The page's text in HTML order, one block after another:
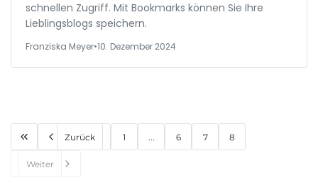
schnellen Zugriff. Mit Bookmarks können Sie Ihre
Lieblingsblogs speichern.
Franziska Meyer•10. Dezember 2024
Zurück 1 ... 6 7 8
Weiter